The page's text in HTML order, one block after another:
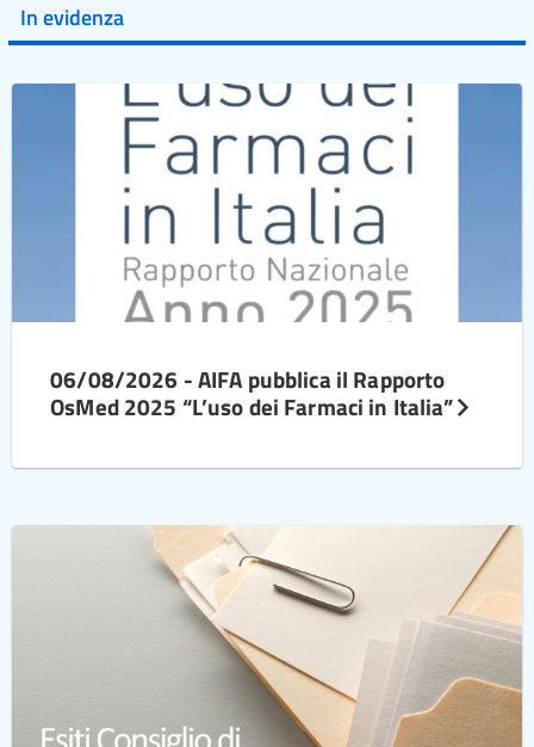
In evidenza
06/08/2026 - AIFA pubblica il Rapporto
OsMed 2025 “L’uso dei Farmaci in Italia”